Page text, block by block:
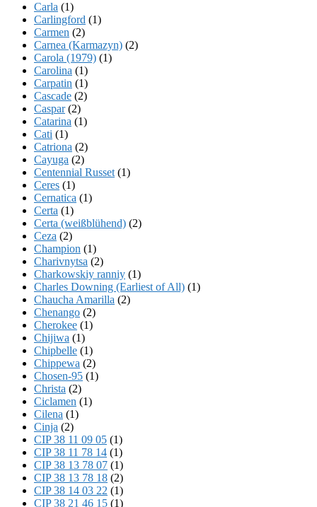
Carla (1)
Carlingford (1)
Carmen (2)
Carnea (Karmazyn) (2)
Carola (1979) (1)
Carolina (1)
Carpatin (1)
Cascade (2)
Caspar(2)
Catarina (1)
Cati (1)
Catriona (2)
Cayuga (2)
Centennial Russet (1)
Ceres (1)
Cernatica (1)
Certa (1)
Certa (weißblühend) (2)
Ceza (2)
Champion (1)
Charivnytsa (2)
Charkowskiy ranniy (1)
Charles Downing (Earliest of All) (1)
Chaucha Amarilla (2)
Chenango (2)
Cherokee (1)
Chijiwa (1)
Chipbelle (1)
Chippewa (2)
Chosen-95 (1)
Christa (2)
Ciclamen (1)
Cilena (1)
Cinja (2)
CIP 38 11 09 05 (1)
CIP 38 11 78 14 (1)
CIP 38 13 78 07 (1)
CIP 38 13 78 18 (2)
CIP 38 14 03 22 (1)
CIP 38 21 46 15 (1)